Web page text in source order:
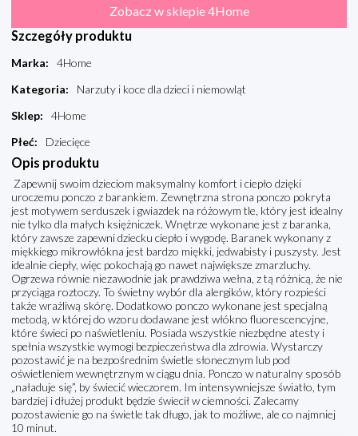
Zobacz w sklepie 4Home
Szczegóły produktu
Marka:
4Home
Kategoria:
Narzuty i koce dla dzieci i niemowląt
Sklep:
4Home
Płeć: Dziecięce
Opis produktu
Zapewnij swoim dzieciom maksymalny komfort i ciepło dzięki
uroczemu ponczo z barankiem. Zewnętrzna strona ponczo pokryta
jest motywem serduszek i gwiazdek na różowym tle, który jest idealny
nie tylko dla małych księżniczek. Wnętrze wykonane jest z baranka,
który zawsze zapewni dziecku ciepło i wygodę. Baranek wykonany z
miękkiego mikrowłókna jest bardzo miękki, jedwabisty i puszysty. Jest
idealnie ciepły, więc pokochają go nawet największe zmarzluchy.
Ogrzewa równie niezawodnie jak prawdziwa wełna, z tą różnicą, że nie
przyciąga roztoczy. To świetny wybór dla alergików, który rozpieści
także wrażliwą skórę. Dodatkowo ponczo wykonane jest specjalną
metodą, w której do wzoru dodawane jest włókno fluorescencyjne,
które świeci po naświetleniu. Posiada wszystkie niezbędne atesty i
spełnia wszystkie wymogi bezpieczeństwa dla zdrowia. Wystarczy
pozostawić je na bezpośrednim świetle słonecznym lub pod
oświetleniem wewnętrznym w ciągu dnia. Ponczo w naturalny sposób
„naładuje się”, by świecić wieczorem. Im intensywniejsze światło, tym
bardziej i dłużej produkt będzie świecił w ciemności. Zalecamy
pozostawienie go na świetle tak długo, jak to możliwe, ale co najmniej
10 minut.